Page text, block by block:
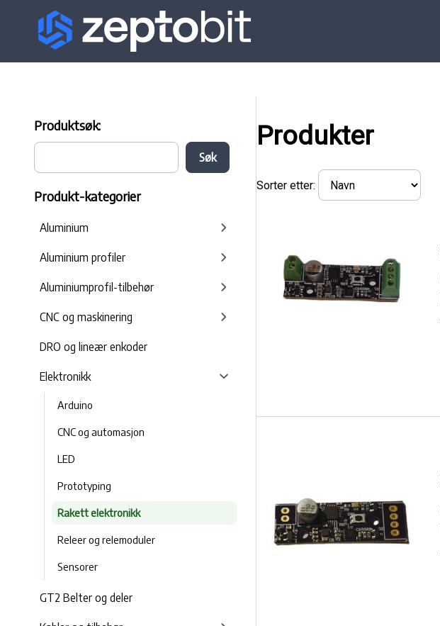
Produktsøk:
Produkt-kategorier
Aluminium
Aluminium profiler
Aluminiumprofil-tilbehør
CNC og maskinering
DRO og lineær enkoder
Elektronikk
Arduino
CNC og automasjon
LED
Prototyping
Rakett elektronikk
Releer og relemoduler
Sensorer
GT2 Belter og deler
Produkter
Sorter etter: